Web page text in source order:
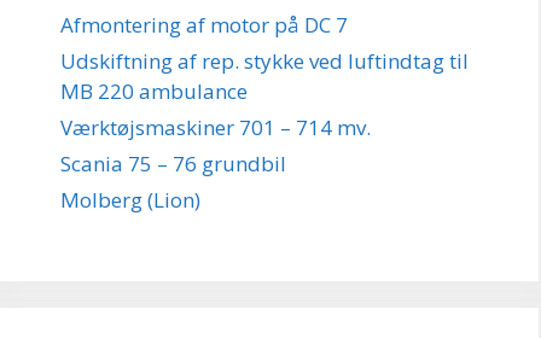
Afmontering af motor på DC 7
Udskiftning af rep. stykke ved luftindtag til
MB 220 ambulance
Værktøjsmaskiner 701 – 714 mv.
Scania 75 – 76 grundbil
Molberg (Lion)